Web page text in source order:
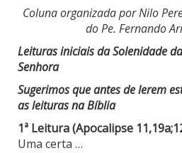
Coluna organizada por Nilo
do Pe. Fernando
Leituras iniciais da Solenidade
Senhora
Sugerimos que antes de lerem
as leituras na Bíblia
1ª Leitura (Apocalipse
Uma certa …